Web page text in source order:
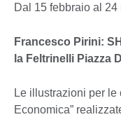
Dal 15 febbraio al 24
Francesco Pirini:
la Feltrinelli Piazza
Le illustrazioni per
Economica”